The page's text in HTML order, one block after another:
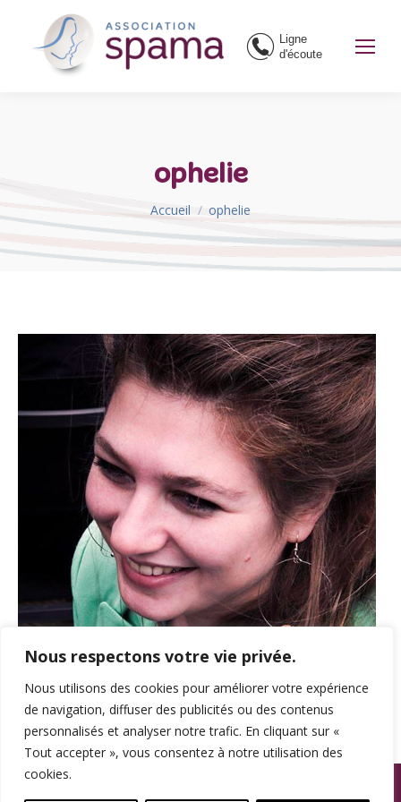
Nous respectons votre vie privée.
Nous utilisons des cookies pour améliorer votre expérience
de navigation, diffuser des publicités ou des contenus
personnalisés et analyser notre trafic. En cliquant sur «
Tout accepter », vous consentez à notre utilisation des
cookies.
Ligne
d'écoute
ophelie
Vous êtes ici :
Accueil ophelie